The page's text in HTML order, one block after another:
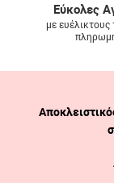
Εύκολες
με